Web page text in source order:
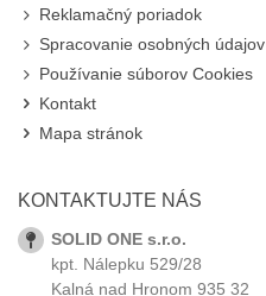
Reklamačný poriadok
Spracovanie osobných údajov
Používanie súborov Cookies
Kontakt
Mapa stránok
KONTAKTUJTE NÁS
SOLID ONE s.r.o.
kpt. Nálepku 529/28
Kalná nad Hronom 935 32